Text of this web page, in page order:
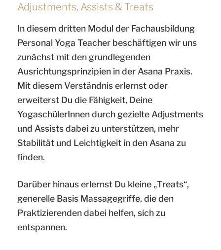
Adjustments, Assists & Treats
In diesem dritten Modul der Fachausbildung
Personal Yoga Teacher beschäftigen wir uns
zunächst mit den grundlegenden
Ausrichtungsprinzipien in der Asana Praxis.
Mit diesem Verständnis erlernst oder
erweiterst Du die Fähigkeit, Deine
YogaschülerInnen durch gezielte Adjustments
und Assists dabei zu unterstützen, mehr
Stabilität und Leichtigkeit in den Asana zu
finden.
Darüber hinaus erlernst Du kleine „Treats“,
generelle Basis Massagegriffe, die den
Praktizierenden dabei helfen, sich zu
entspannen.